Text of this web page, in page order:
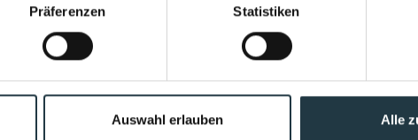
Präferenzen Statistiken
Auswahl erlauben Alle
ski touring, freeriding, trail running, etc.)
skiing, guided sports programs, etc.)
entered by me may be processed by the data protection